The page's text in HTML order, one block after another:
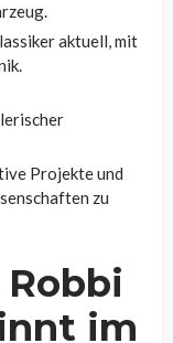
aktuell, mit
Projekte und
zu
im